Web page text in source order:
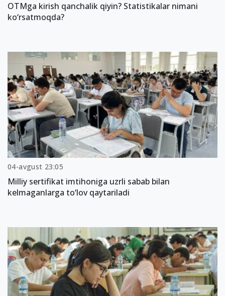
OTMga kirish qanchalik qiyin? Statistikalar nimani
ko‘rsatmoqda?
04-avgust 23:05
Milliy sertifikat imtihoniga uzrli sabab bilan
kelmaganlarga to‘lov qaytariladi